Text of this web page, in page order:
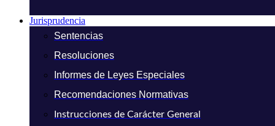
Jurisprudencia
Sentencias
Resoluciones
Informes de Leyes Especiales
Recomendaciones Normativas
Instrucciones de Carácter General